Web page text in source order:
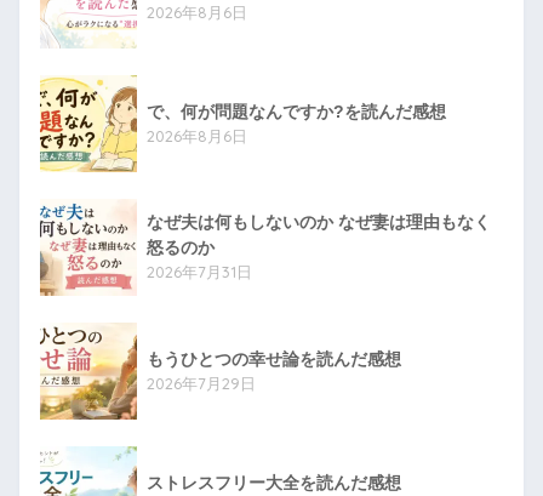
2026年8月6日
で、何が問題なんですか?を読んだ感想
2026年8月6日
なぜ夫は何もしないのか なぜ妻は理由もなく
怒るのか
2026年7月31日
もうひとつの幸せ論を読んだ感想
2026年7月29日
ストレスフリー大全を読んだ感想